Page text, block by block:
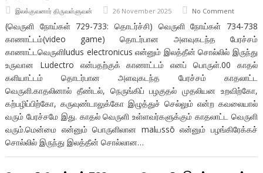
இலக்குவனார் திருவள்ளுவன் 26 November 2025 No Comment
(வெருளி நோய்கள் 729-733: தொடர்ச்சி) வெருளி நோய்கள் 734-738
காணாட்டம்(video game) தொடர்பான அளவுகடந்த பேரச்சம்
காணாட்டவெருளிludus electronicus என்னும் இலத்தீன் சொல்லில் இருந்து
உருவான Ludectro என்பதற்குக் காணாட்டம் எனப் பொருள்.00 காதல்
களியாட்டம் தொடர்பான அளவுகடந்த பேரச்சம் காதலாட்ட
வெருளி.காதலினால் தீண்டல், நெருங்கிப் பழகுதல் முதலியன உறவிற்கோ,
கற்பழிப்பிற்கோ, கருவுண்டாலுக்கோ இழுத்துச் செல்லும் என்ற கவலையால்
வரும் பேரச்சமே இது. காதல் வெருளி உள்ளவர்களுக்கும் காதலாட்ட வெருளி
வரும்.மென்மை என்னும் பொருளிலான malயssō என்னும் பழங்கிரேக்கச்
சொல்லில் இருந்து இலத்தீன் சொல்லான…